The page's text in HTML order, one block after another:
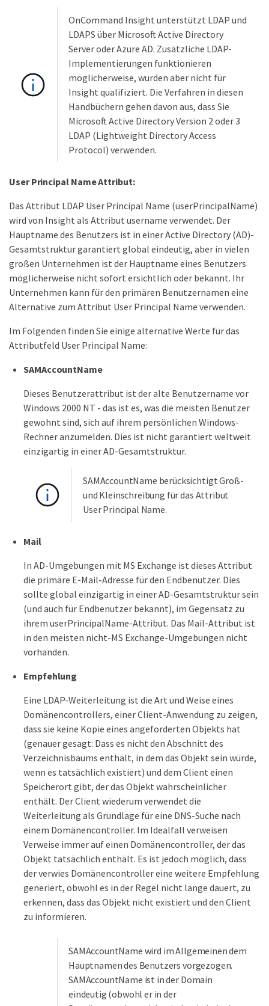
OnCommand Insight unterstützt LDAP und
LDAPS über Microsoft Active Directory
Server oder Azure AD. Zusätzliche LDAP-
Implementierungen funktionieren
möglicherweise, wurden aber nicht für
Insight qualifiziert. Die Verfahren in diesen
Handbüchern gehen davon aus, dass Sie
Microsoft Active Directory Version 2 oder 3
LDAP (Lightweight Directory Access
Protocol) verwenden.
User Principal Name Attribut:
Das Attribut LDAP User Principal Name (userPrincipalName)
wird von Insight als Attribut username verwendet. Der
Hauptname des Benutzers ist in einer Active Directory (AD)-
Gesamtstruktur garantiert global eindeutig, aber in vielen
großen Unternehmen ist der Hauptname eines Benutzers
möglicherweise nicht sofort ersichtlich oder bekannt. Ihr
Unternehmen kann für den primären Benutzernamen eine
Alternative zum Attribut User Principal Name verwenden.
Im Folgenden finden Sie einige alternative Werte für das
Attributfeld User Principal Name:
SAMAccountName
Dieses Benutzerattribut ist der alte Benutzername vor
Windows 2000 NT - das ist es, was die meisten Benutzer
gewohnt sind, sich auf ihrem persönlichen Windows-
Rechner anzumelden. Dies ist nicht garantiert weltweit
einzigartig in einer AD-Gesamtstruktur.
SAMAccountName berücksichtigt Groß-
und Kleinschreibung für das Attribut
User Principal Name.
Mail
In AD-Umgebungen mit MS Exchange ist dieses Attribut
die primäre E-Mail-Adresse für den Endbenutzer. Dies
sollte global einzigartig in einer AD-Gesamtstruktur sein
(und auch für Endbenutzer bekannt), im Gegensatz zu
ihrem userPrincipalName-Attribut. Das Mail-Attribut ist
in den meisten nicht-MS Exchange-Umgebungen nicht
vorhanden.
Empfehlung
Eine LDAP-Weiterleitung ist die Art und Weise eines
Domänencontrollers, einer Client-Anwendung zu zeigen,
dass sie keine Kopie eines angeforderten Objekts hat
(genauer gesagt: Dass es nicht den Abschnitt des
Verzeichnisbaums enthält, in dem das Objekt sein würde,
wenn es tatsächlich existiert) und dem Client einen
Speicherort gibt, der das Objekt wahrscheinlicher
enthält. Der Client wiederum verwendet die
Weiterleitung als Grundlage für eine DNS-Suche nach
einem Domänencontroller. Im Idealfall verweisen
Verweise immer auf einen Domänencontroller, der das
Objekt tatsächlich enthält. Es ist jedoch möglich, dass
der verwies Domänencontroller eine weitere Empfehlung
generiert, obwohl es in der Regel nicht lange dauert, zu
erkennen, dass das Objekt nicht existiert und den Client
zu informieren.
SAMAccountName wird im Allgemeinen dem
Hauptnamen des Benutzers vorgezogen.
SAMAccountName ist in der Domain
eindeutig (obwohl er in der